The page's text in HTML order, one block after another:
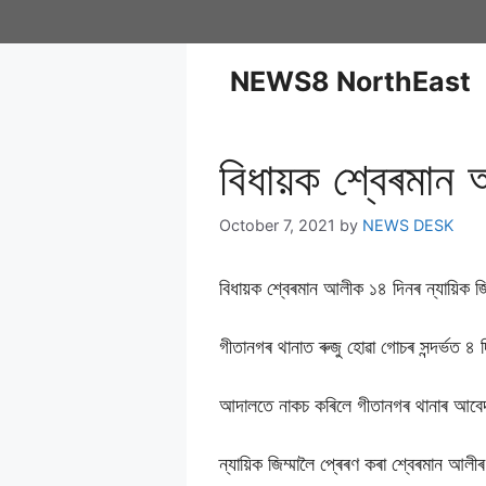
NEWS8 NorthEast
বিধায়ক
October 7, 2021 by NEWS DESK
বিধায়ক শ্বেৰমান আলীক ১৪ দিনৰ ন্যায়িক
গীতানগৰ থানাত ৰুজু হোৱা গোচৰ সন্দৰ্ভত ৪
আদালতে নাকচ কৰিলে গীতানগৰ থানাৰ
ন্যায়িক জিম্মালৈ প্ৰেৰণ কৰা শ্বেৰমান